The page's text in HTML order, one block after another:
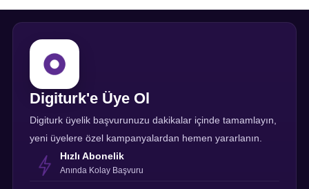
Digiturk'e Üye Ol
Digiturk üyelik başvurunuzu dakikalar içinde tamamlayın,
yeni üyelere özel kampanyalardan hemen yararlanın.
Hızlı Abonelik
Anında Kolay Başvuru